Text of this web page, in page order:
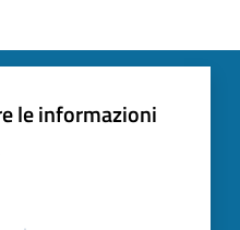
le informazioni